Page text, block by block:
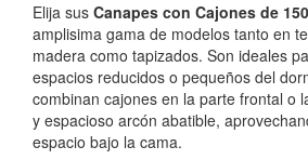
Elija sus Canapes con Cajones de
amplisima gama de modelos tanto en
madera como tapizados. Son ideales
espacios reducidos o pequeños del
combinan cajones en la parte frontal o
y espacioso arcón abatible,
espacio bajo la cama.